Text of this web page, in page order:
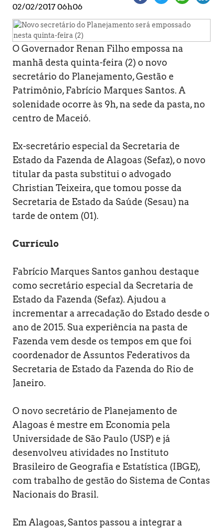
02/02/2017 06h06
O Governador Renan Filho empossa na
manhã desta quinta-feira (2) o novo
secretário do Planejamento, Gestão e
Patrimônio, Fabrício Marques Santos. A
solenidade ocorre às 9h, na sede da pasta, no
centro de Maceió.
Ex-secretário especial da Secretaria de
Estado da Fazenda de Alagoas (Sefaz), o novo
titular da pasta substitui o advogado
Christian Teixeira, que tomou posse da
Secretaria de Estado da Saúde (Sesau) na
tarde de ontem (01).
Currículo
Fabrício Marques Santos ganhou destaque
como secretário especial da Secretaria de
Estado da Fazenda (Sefaz). Ajudou a
incrementar a arrecadação do Estado desde o
ano de 2015. Sua experiência na pasta de
Fazenda vem desde os tempos em que foi
coordenador de Assuntos Federativos da
Secretaria de Estado da Fazenda do Rio de
Janeiro.
O novo secretário de Planejamento de
Alagoas é mestre em Economia pela
Universidade de São Paulo (USP) e já
desenvolveu atividades no Instituto
Brasileiro de Geografia e Estatística (IBGE),
com trabalho de gestão do Sistema de Contas
Nacionais do Brasil.
Em Alagoas, Santos passou a integrar a